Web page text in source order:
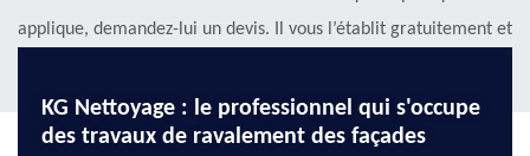
applique, demandez-lui un devis. Il vous l’établit gratuitement et
KG Nettoyage : le professionnel qui s'occupe
des travaux de ravalement des façades